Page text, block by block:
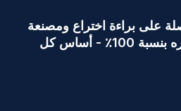
على براءة اختراع ومصنعة
من بلاستيك معاد تدويره بنسبة 100٪ - أساس كل